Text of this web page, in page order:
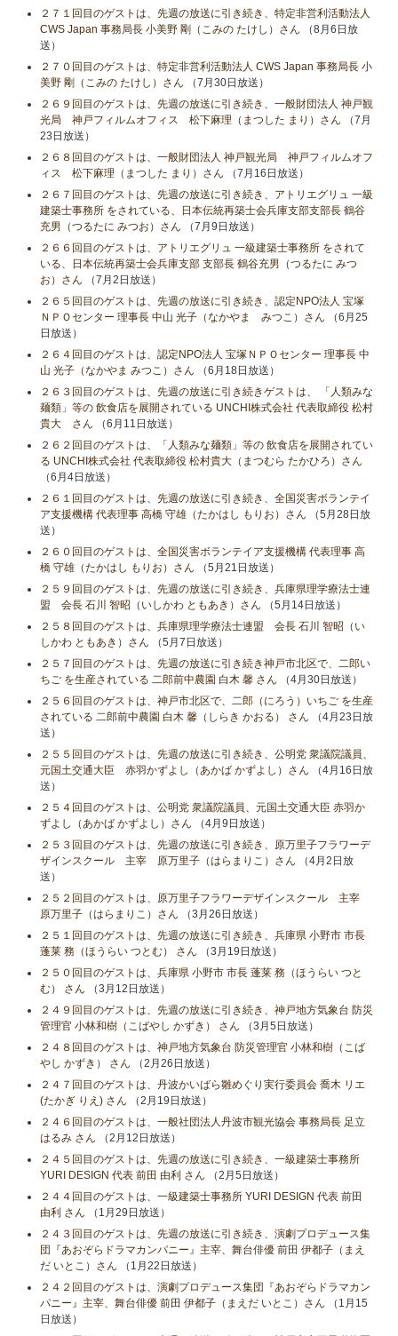
２７１回目のゲストは、先週の放送に引き続き、特定非営利活動法人
CWS Japan 事務局長 小美野 剛（こみの たけし）さん （8月6日放
送）
２７０回目のゲストは、特定非営利活動法人 CWS Japan 事務局長 小
美野 剛（こみの たけし）さん （7月30日放送）
２６９回目のゲストは、先週の放送に引き続き、一般財団法人 神戸観
光局 神戸フィルムオフィス 松下麻理（まつした まり）さん （7月
23日放送）
２６８回目のゲストは、一般財団法人 神戸観光局 神戸フィルムオフ
ィス 松下麻理（まつした まり）さん （7月16日放送）
２６７回目のゲストは、先週の放送に引き続き、アトリエグリュ 一級
建築士事務所 をされている、日本伝統再築士会兵庫支部支部長 鶴谷
充男（つるたに みつお）さん （7月9日放送）
２６６回目のゲストは、アトリエグリュ 一級建築士事務所 をされて
いる、日本伝統再築士会兵庫支部 支部長 鶴谷充男（つるたに みつ
お）さん （7月2日放送）
２６５回目のゲストは、先週の放送に引き続き、認定NPO法人 宝塚
ＮＰＯセンター 理事長 中山 光子（なかやま みつこ）さん （6月25
日放送）
２６４回目のゲストは、認定NPO法人 宝塚ＮＰＯセンター 理事長 中
山 光子（なかやま みつこ）さん （6月18日放送）
２６３回目のゲストは、先週の放送に引き続きゲストは、 「人類みな
麺類」等の 飲食店を展開されている UNCHI株式会社 代表取締役 松村
貴大 さん （6月11日放送）
２６２回目のゲストは、「人類みな麺類」等の 飲食店を展開されてい
る UNCHI株式会社 代表取締役 松村貴大（まつむら たかひろ）さん
（6月4日放送）
２６１回目のゲストは、先週の放送に引き続き、全国災害ボランテイ
ア支援機構 代表理事 高橋 守雄（たかはし もりお）さん （5月28日放
送）
２６０回目のゲストは、全国災害ボランテイア支援機構 代表理事 高
橋 守雄（たかはし もりお）さん （5月21日放送）
２５９回目のゲストは、先週の放送に引き続き、兵庫県理学療法士連
盟 会長 石川 智昭（いしかわ ともあき）さん （5月14日放送）
２５８回目のゲストは、兵庫県理学療法士連盟 会長 石川 智昭（い
しかわ ともあき）さん （5月7日放送）
２５７回目のゲストは、先週の放送に引き続き神戸市北区で、二郎い
ちご を生産されている 二郎前中農園 白木 馨 さん （4月30日放送）
２５６回目のゲストは、神戸市北区で、二郎（にろう）いちご を生産
されている 二郎前中農園 白木 馨（しらき かおる） さん （4月23日放
送）
２５５回目のゲストは、先週の放送に引き続き、公明党 衆議院議員、
元国土交通大臣 赤羽かずよし（あかば かずよし）さん （4月16日放
送）
２５４回目のゲストは、公明党 衆議院議員、元国土交通大臣 赤羽か
ずよし（あかば かずよし）さん （4月9日放送）
２５３回目のゲストは、先週の放送に引き続き、原万里子フラワーデ
ザインスクール 主宰 原万里子（はらまりこ）さん （4月2日放
送）
２５２回目のゲストは、原万里子フラワーデザインスクール 主宰
原万里子（はらまりこ）さん （3月26日放送）
２５１回目のゲストは、先週の放送に引き続き、兵庫県 小野市 市長
蓬莱 務（ほうらい つとむ） さん （3月19日放送）
２５０回目のゲストは、兵庫県 小野市 市長 蓬莱 務（ほうらい つと
む） さん （3月12日放送）
２４９回目のゲストは、先週の放送に引き続き、神戸地方気象台 防災
管理官 小林和樹（こばやし かずき） さん （3月5日放送）
２４８回目のゲストは、神戸地方気象台 防災管理官 小林和樹（こば
やし かずき） さん （2月26日放送）
２４７回目のゲストは、丹波かいばら雛めぐり実行委員会 喬木 リエ
(たかぎ りえ) さん （2月19日放送）
２４６回目のゲストは、一般社団法人丹波市観光協会 事務局長 足立
はるみ さん （2月12日放送）
２４５回目のゲストは、先週の放送に引き続き、一級建築士事務所
YURI DESIGN 代表 前田 由利 さん （2月5日放送）
２４４回目のゲストは、一級建築士事務所 YURI DESIGN 代表 前田
由利 さん （1月29日放送）
２４３回目のゲストは、先週の放送に引き続き、演劇プロデュース集
団『あおぞらドラマカンパニー』主宰、舞台俳優 前田 伊都子（まえ
だ いとこ）さん （1月22日放送）
２４２回目のゲストは、演劇プロデュース集団『あおぞらドラマカン
パニー』主宰、舞台俳優 前田 伊都子（まえだ いとこ）さん （1月15
日放送）